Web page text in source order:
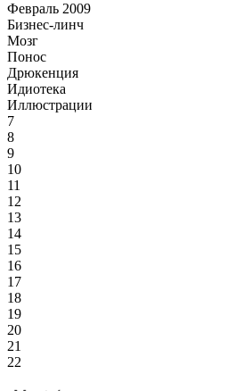
Февраль 2009
Бизнес-линч
Мозг
Понос
Дрюкенция
Идиотека
Иллюстрации
7
8
9
10
11
12
13
14
15
16
17
18
19
20
21
22